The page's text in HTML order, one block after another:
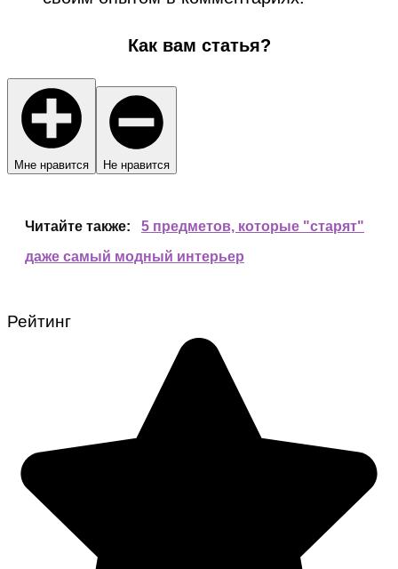
Как вам статья?
Мне нравится Не нравится
Читайте также:
5 предметов, которые "старят"
даже самый модный интерьер
Рейтинг